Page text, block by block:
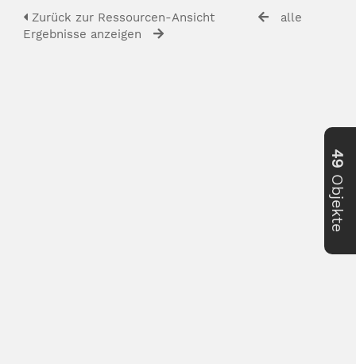
Zurück zur Ressourcen-Ansicht
alle
Ergebnisse anzeigen
49
Objekte